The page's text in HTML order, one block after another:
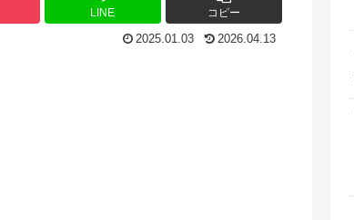
LINE コピー
2025.01.03 2026.04.13